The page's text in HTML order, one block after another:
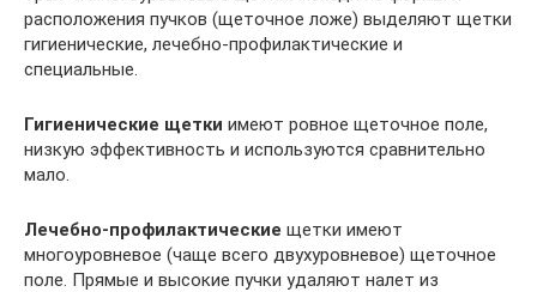
расположения пучков (щеточное ложе) выделяют щетки
гигиенические, лечебно-профилактические и
специальные.
Гигиенические щетки имеют ровное щеточное поле,
низкую эффективность и используются сравнительно
мало.
Лечебно-профилактические щетки имеют
многоуровневое (чаще всего двухуровневое) щеточное
поле. Прямые и высокие пучки удаляют налет из